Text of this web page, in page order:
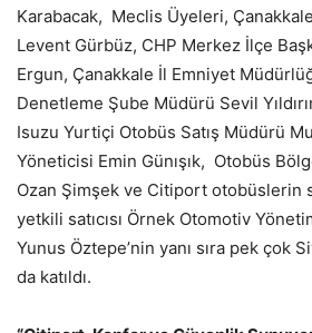
Karabacak, Meclis Üyeleri,
Levent Gürbüz, CHP Merkez İlçe
Ergun, Çanakkale İl Emniyet
Denetleme Şube Müdürü Sevil
Isuzu Yurtiçi Otobüs Satış Müdürü
Yöneticisi Emin Günışık, Otobüs
Ozan Şimşek ve Citiport otobüslerin
yetkili satıcısı Örnek Otomotiv
Yunus Öztepe’nin yanı sıra pek çok
da katıldı.